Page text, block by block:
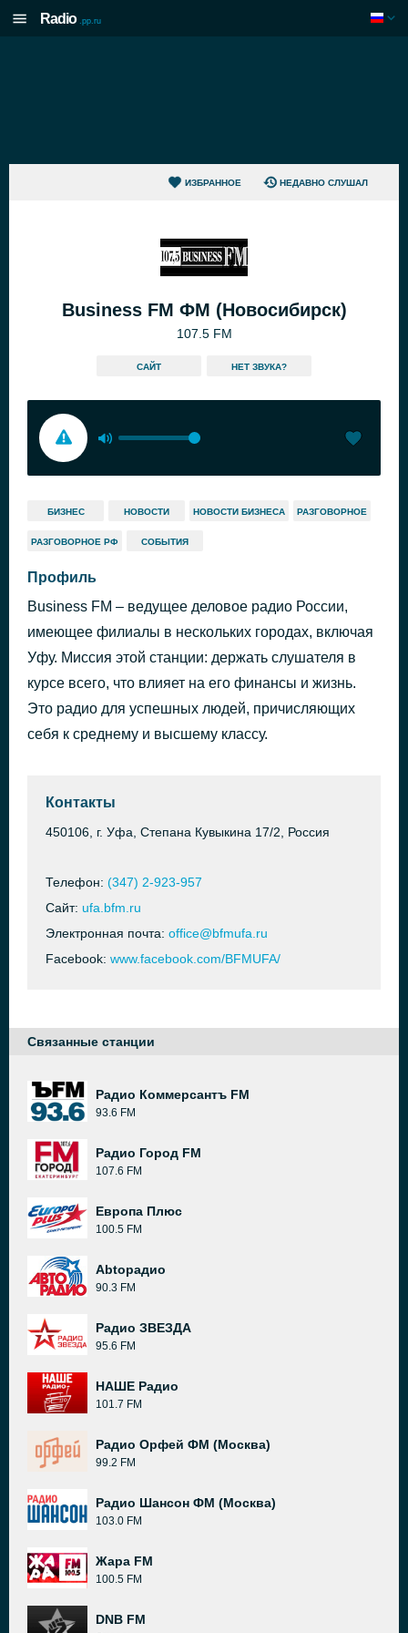
Radio .pp.ru
ИЗБРАННОЕ НЕДАВНО СЛУШАЛ
Business FM ФМ (Новосибирск)
107.5 FM
САЙТ HЕТ ЗВУКА?
БИЗНЕС НОВОСТИ НОВОСТИ БИЗНЕСА РАЗГОВОРНОЕ
РАЗГОВОРНОЕ РФ СОБЫТИЯ
Профиль
Business FM – ведущее деловое радио России,
имеющее филиалы в нескольких городах, включая
Уфу. Миссия этой станции: держать слушателя в
курсе всего, что влияет на его финансы и жизнь.
Это радио для успешных людей, причисляющих
себя к среднему и высшему классу.
Контакты
450106, г. Уфа, Степана Кувыкина 17/2, Россия
Телефон: (347) 2-923-957
Сайт: ufa.bfm.ru
Электронная почта: office@bfmufa.ru
Facebook: www.facebook.com/BFMUFA/
Связанные станции
Радио Коммерсантъ FM
93.6 FM
Радио Город FM
107.6 FM
Европа Плюс
100.5 FM
Abtoрадио
90.3 FM
Радио ЗВЕЗДА
95.6 FM
НАШЕ Радио
101.7 FM
Радио Орфей ФМ (Москва)
99.2 FM
Радио Шансон ФМ (Москва)
103.0 FM
Жара FM
100.5 FM
DNB FM